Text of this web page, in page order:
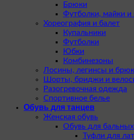
Брюки
Футболки, майки и
Хореография и балет
Купальники
Футболки
Юбки
Комбинезоны
Лосины, легинсы и
Шорты, бриджи и
Разогревочная одежда
Спортивное белье
Обувь для танцев
Женская обувь
Обувь для
Туфли для